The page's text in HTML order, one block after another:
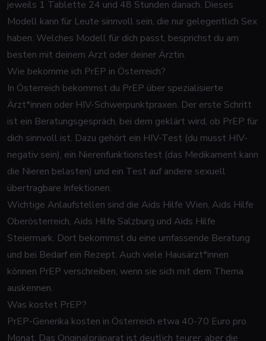
jeweils 1 Tablette 24 und 48 Stunden danach. Dieses
Modell kann für Leute sinnvoll sein, die nur gelegentlich Sex
haben. Welches Modell für dich passt, besprichst du am
besten mit deinem Arzt oder deiner Ärztin.
Wie bekomme ich PrEP in Österreich?
In Österreich bekommst du PrEP über spezialisierte
Ärzt*innen oder HIV-Schwerpunktpraxen. Der erste Schritt
ist ein Beratungsgespräch, bei dem geklärt wird, ob PrEP für
dich sinnvoll ist. Dazu gehört ein HIV-Test (du musst HIV-
negativ sein), ein Nierenfunktionstest (das Medikament kann
die Nieren belasten) und ein Test auf andere sexuell
übertragbare Infektionen.
Wichtige Anlaufstellen sind die Aids Hilfe Wien, Aids Hilfe
Oberösterreich, Aids Hilfe Salzburg und Aids Hilfe
Steiermark. Dort bekommst du eine umfassende Beratung
und bei Bedarf ein Rezept. Auch viele Hausärzt*innen
können PrEP verschreiben, wenn sie sich mit dem Thema
auskennen.
Was kostet PrEP?
PrEP-Generika kosten in Österreich etwa 40-70 Euro pro
Monat. Das Originalpräparat ist deutlich teurer, aber die